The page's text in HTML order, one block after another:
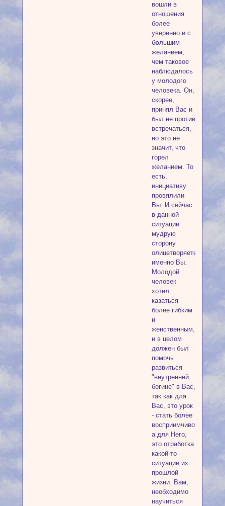
вошли в
отношения
более
уверенно и с
большим
желанием,
чем таковое
наблюдалось
у молодого
человека. Он,
скорее,
принял Вас и
был не против
встречаться,
но это не
значит, что
горел
желанием. То
есть,
инициативу
провялили
Вы. И сейчас
в данной
ситуации
мудрую
сторону
олицетворяете
именно Вы.
Молодой
человек
хотел
казаться
более гибким
и
женственным,
и в целом
должен был
помочь
развиться
"внутренней
богине" в Вас,
так как для
Вас, это урок
- стать более
восприимчивой,
а для Него,
это отработка
какой-то
ситуации из
прошлой
жизни. Вам,
необходимо
научиться